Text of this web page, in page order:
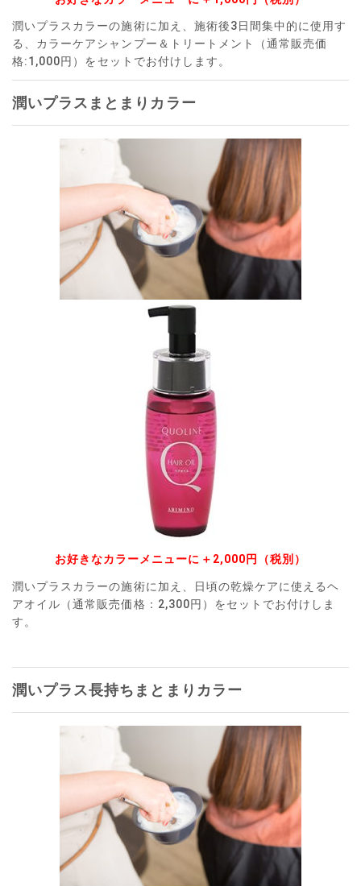
潤いプラスカラーの施術に加え、施術後3日間集中的に使用す
る、カラーケアシャンプー＆トリートメント（通常販売価
格:1,000円）をセットでお付けします。
潤いプラスまとまりカラー
お好きなカラーメニューに＋2,000円（税別）
潤いプラスカラーの施術に加え、日頃の乾燥ケアに使えるヘ
アオイル（通常販売価格：2,300円）をセットでお付けしま
す。
潤いプラス長持ちまとまりカラー